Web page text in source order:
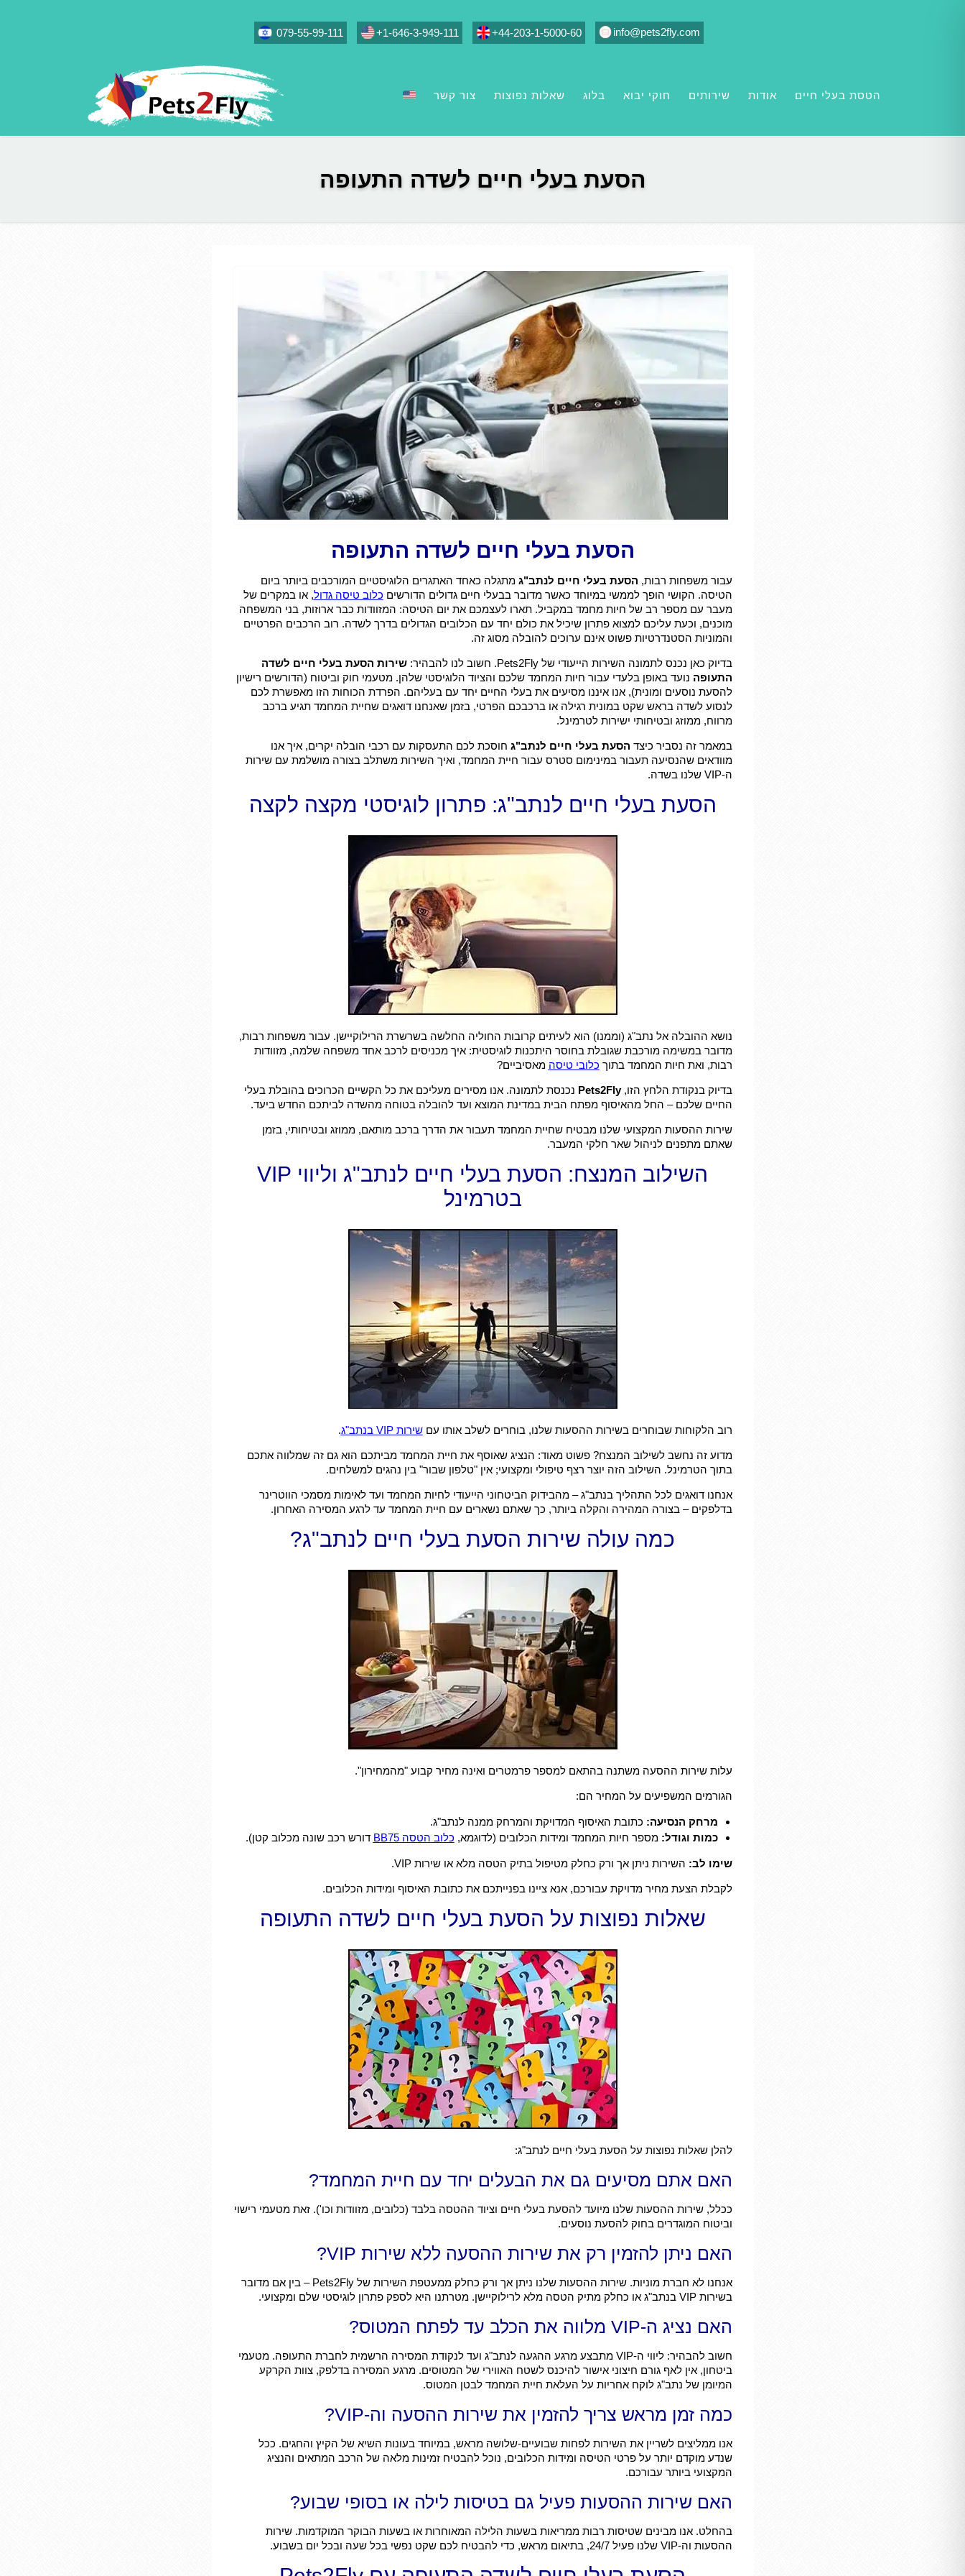
079-55-99-111 +1-646-3-949-111 +44-203-1-5000-60 info@pets2fly.com
הטסת בעלי חיים אודות שירותים חוקי יבוא בלוג שאלות נפוצות צור קשר
הסעת בעלי חיים לשדה התעופה
הסעת בעלי חיים לשדה התעופה
עבור משפחות רבות, הסעת בעלי חיים לנתב"ג מתגלה כאחד האתגרים הלוגיסטיים המורכבים ביותר ביום
הטיסה. הקושי הופך לממשי במיוחד כאשר מדובר בבעלי חיים גדולים הדורשים כלוב טיסה גדול, או במקרים של
מעבר עם מספר רב של חיות מחמד במקביל. תארו לעצמכם את יום הטיסה: המזוודות כבר ארוזות, בני המשפחה
מוכנים, וכעת עליכם למצוא פתרון שיכיל את כולם יחד עם הכלובים הגדולים בדרך לשדה. רוב הרכבים הפרטיים
והמוניות הסטנדרטיות פשוט אינם ערוכים להובלה מסוג זה.
בדיוק כאן נכנס לתמונה השירות הייעודי של Pets2Fly. חשוב לנו להבהיר:
שירות הסעת בעלי חיים לשדה
התעופה נועד באופן בלעדי עבור חיות המחמד שלכם והציוד הלוגיסטי שלהן. מטעמי חוק וביטוח (הדורשים רישיון
להסעת נוסעים ומונית), אנו איננו מסיעים את בעלי החיים יחד עם בעליהם. הפרדת הכוחות הזו מאפשרת לכם
לנסוע לשדה בראש שקט במונית רגילה או ברכבכם הפרטי, בזמן שאנחנו דואגים שחיית המחמד תגיע ברכב
מרווח, ממוזג ובטיחותי ישירות לטרמינל.
במאמר זה נסביר כיצד הסעת בעלי חיים לנתב"ג חוסכת לכם התעסקות עם רכבי הובלה יקרים, איך אנו
מוודאים שהנסיעה תעבור במינימום סטרס עבור חיית המחמד, ואיך השירות משתלב בצורה מושלמת עם שירות
ה-VIP שלנו בשדה.
הסעת בעלי חיים לנתב"ג: פתרון לוגיסטי מקצה לקצה
נושא ההובלה אל נתב"ג (וממנו) הוא לעיתים קרובות החוליה החלשה בשרשרת הרילוקיישן. עבור משפחות רבות,
מדובר במשימה מורכבת שגובלת בחוסר היתכנות לוגיסטית: איך מכניסים לרכב אחד משפחה שלמה, מזוודות
רבות, ואת חיות המחמד בתוך כלובי טיסה מאסיביים?
בדיוק בנקודת הלחץ הזו,Pets2Fly נכנסת לתמונה. אנו מסירים מעליכם את כל הקשיים הכרוכים בהובלת בעלי
החיים שלכם – החל מהאיסוף מפתח הבית במדינת המוצא ועד להובלה בטוחה מהשדה לביתכם החדש ביעד.
שירות ההסעות המקצועי שלנו מבטיח שחיית המחמד תעבור את הדרך ברכב מותאם, ממוזג ובטיחותי, בזמן
שאתם מתפנים לניהול שאר חלקי המעבר.
השילוב המנצח: הסעת בעלי חיים לנתב"ג וליווי VIP
בטרמינל
רוב הלקוחות שבוחרים בשירות ההסעות שלנו, בוחרים לשלב אותו עםשירות VIP בנתב"ג .
מדוע זה נחשב לשילוב המנצח? פשוט מאוד: הנציג שאוסף את חיית המחמד מביתכם הוא גם זה שמלווה אתכם
בתוך הטרמינל. השילוב הזה יוצר רצף טיפולי ומקצועי; אין "טלפון שבור" בין נהגים למשלחים.
אנחנו דואגים לכל התהליך בנתב"ג – מהבידוק הביטחוני הייעודי לחיות המחמד ועד לאימות מסמכי הווטרינר
בדלפקים – בצורה המהירה והקלה ביותר, כך שאתם נשארים עם חיית המחמד עד לרגע המסירה האחרון.
כמה עולה שירות הסעת בעלי חיים לנתב"ג?
עלות שירות ההסעה משתנה בהתאם למספר פרמטרים ואינה מחיר קבוע "מהמחירון".
הגורמים המשפיעים על המחיר הם:
מרחק הנסיעה: כתובת האיסוף המדויקת והמרחק ממנה לנתב"ג.
כמות וגודל: מספר חיות המחמד ומידות הכלובים (לדוגמא, כלוב הטסה BB75 דורש רכב שונה מכלוב קטן).
שימו לב: השירות ניתן אך ורק כחלק מטיפול בתיק הטסה מלא או שירות VIP.
לקבלת הצעת מחיר מדויקת עבורכם, אנא ציינו בפנייתכם את כתובת האיסוף ומידות הכלובים.
שאלות נפוצות על הסעת בעלי חיים לשדה התעופה
להלן שאלות נפוצות על הסעת בעלי חיים לנתב"ג:
האם אתם מסיעים גם את הבעלים יחד עם חיית המחמד?
ככלל, שירות ההסעות שלנו מיועד להסעת בעלי חיים וציוד ההטסה בלבד (כלובים, מזוודות וכו'). זאת מטעמי רישוי
וביטוח המוגדרים בחוק להסעת נוסעים.
האם ניתן להזמין רק את שירות ההסעה ללא שירות VIP?
אנחנו לא חברת מוניות. שירות ההסעות שלנו ניתן אך ורק כחלק ממעטפת השירות של Pets2Fly – בין אם מדובר
בשירות VIP בנתב"ג או כחלק מתיק הטסה מלא לרילוקיישן. מטרתנו היא לספק פתרון לוגיסטי שלם ומקצועי.
האם נציג ה-VIP מלווה את הכלב עד לפתח המטוס?
חשוב להבהיר: ליווי ה-VIP מתבצע מרגע ההגעה לנתב"ג ועד לנקודת המסירה הרשמית לחברת התעופה. מטעמי
ביטחון, אין לאף גורם חיצוני אישור להיכנס לשטח האווירי של המטוסים. מרגע המסירה בדלפק, צוות הקרקע
המיומן של נתב"ג לוקח אחריות על העלאת חיית המחמד לבטן המטוס.
כמה זמן מראש צריך להזמין את שירות ההסעה וה-VIP?
אנו ממליצים לשריין את השירות לפחות שבועיים-שלושה מראש, במיוחד בעונות השיא של הקיץ והחגים. ככל
שנדע מוקדם יותר על פרטי הטיסה ומידות הכלובים, נוכל להבטיח זמינות מלאה של הרכב המתאים והנציג
המקצועי ביותר עבורכם.
האם שירות ההסעות פעיל גם בטיסות לילה או בסופי שבוע?
בהחלט. אנו מבינים שטיסות רבות ממריאות בשעות הלילה המאוחרות או בשעות הבוקר המוקדמות. שירות
ההסעות וה-VIP שלנו פעיל 24/7, בתיאום מראש, כדי להבטיח לכם שקט נפשי בכל שעה ובכל יום בשבוע.